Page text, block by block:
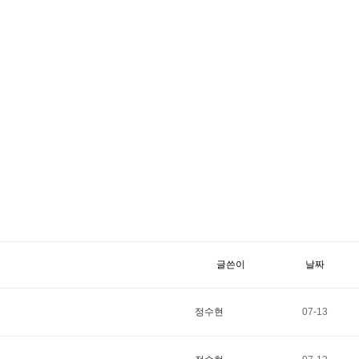
글쓴이 날짜
정수현 07-13